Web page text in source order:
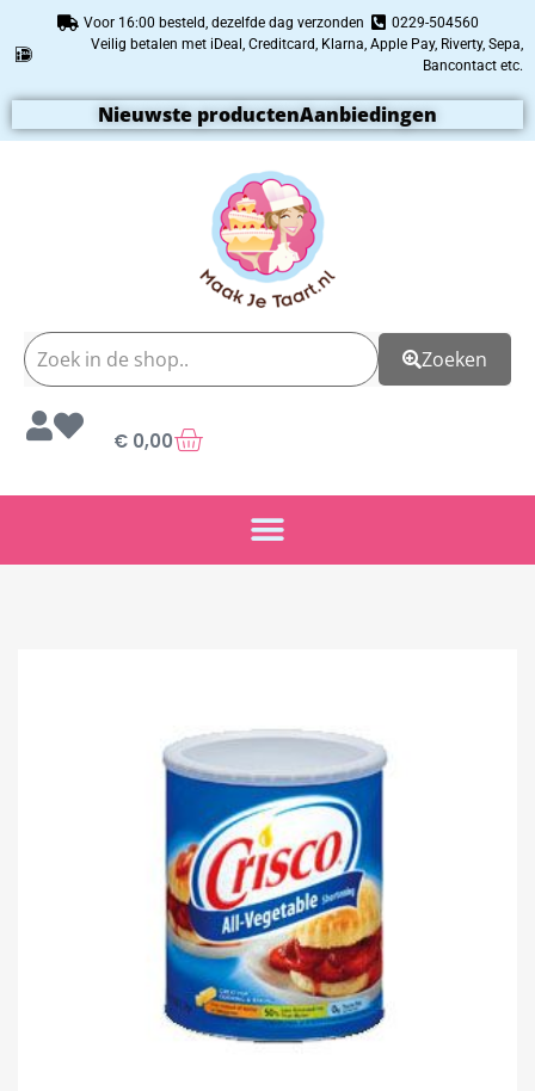
Voor 16:00 besteld, dezelfde dag verzonden
0229-504560
Veilig betalen met iDeal, Creditcard, Klarna, Apple Pay, Riverty, Sepa,
Bancontact etc.
Nieuwste productenAanbiedingen
Zoeken
€ 0,00